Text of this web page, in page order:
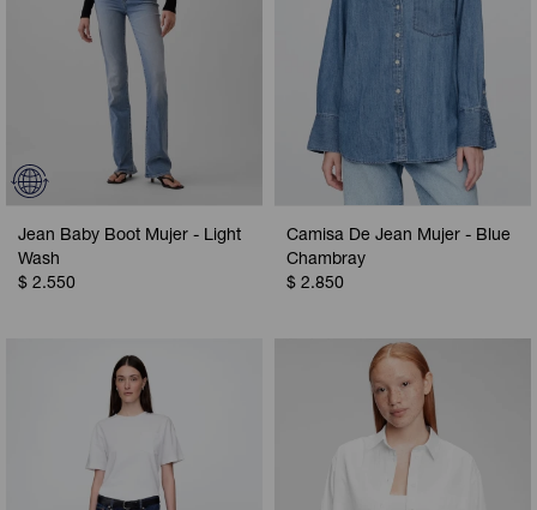
Jean Baby Boot Mujer - Light
Wash
$ 2.550
Camisa De Jean Mujer - Blue
Chambray
$ 2.850